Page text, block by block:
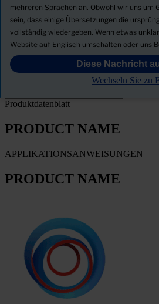
mehreren Sprachen an. Obwohl wir uns um
sein, dass einige Übersetzungen die
vollständig wiedergeben. Wenn etwas
Website auf Englisch umschalten oder uns
Diese Nachricht
Wechseln Sie zu
Sicherheitsdatenblatt herunterladen
PRODUCT NAME
FILTER
Produktdatenblatt
PRODUCT NAME
APPLIKATIONSANWEISUNGEN
PRODUCT NAME